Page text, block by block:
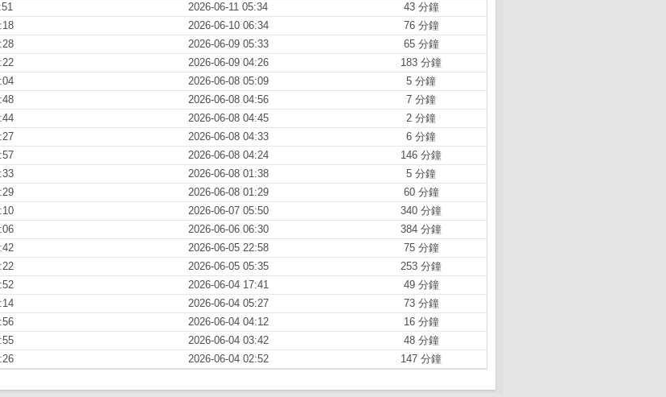
2026-06-11 05:34
43 分鐘
2026-06-10 06:34
76 分鐘
2026-06-09 05:33
65 分鐘
2026-06-09 04:26
183 分鐘
2026-06-08 05:09
5 分鐘
2026-06-08 04:56
7 分鐘
2026-06-08 04:45
2 分鐘
2026-06-08 04:33
6 分鐘
2026-06-08 04:24
146 分鐘
2026-06-08 01:38
5 分鐘
2026-06-08 01:29
60 分鐘
2026-06-07 05:50
340 分鐘
2026-06-06 06:30
384 分鐘
2026-06-05 22:58
75 分鐘
2026-06-05 05:35
253 分鐘
2026-06-04 17:41
49 分鐘
2026-06-04 05:27
73 分鐘
2026-06-04 04:12
16 分鐘
2026-06-04 03:42
48 分鐘
2026-06-04 02:52 147 分鐘